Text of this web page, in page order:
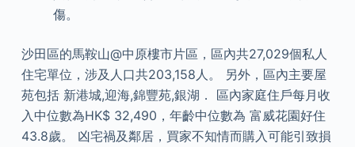
傷。
沙田區的馬鞍山@中原樓市片區，區內共27,029個私人
住宅單位，涉及人口共203,158人。 另外，區內主要屋
苑包括 新港城,迎海,錦豐苑,銀湖． 區內家庭住戶每月收
入中位數為HK$ 32,490，年齡中位數為 富威花園好住
43.8歲。 凶宅禍及鄰居，買家不知情而購入可能引致損